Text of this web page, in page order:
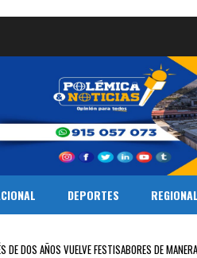
DEPORTES REGIONAL
DOS AÑOS VUELVE FESTISABORES DE